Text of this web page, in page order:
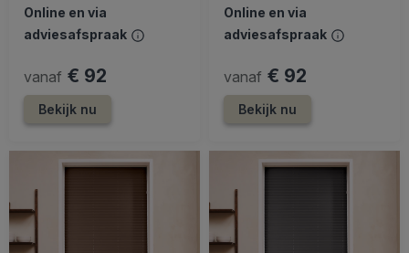
Online en via
adviesafspraak
vanaf € 92
Bekijk nu
Online en via
adviesafspraak
vanaf € 92
Bekijk nu